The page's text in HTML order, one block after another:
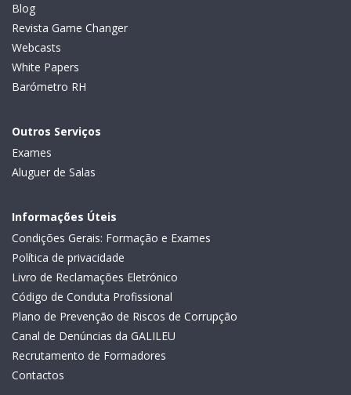
Blog
Revista Game Changer
Webcasts
White Papers
Barómetro RH
Outros Serviços
Exames
Aluguer de Salas
Informações Úteis
Condições Gerais: Formação e Exames
Política de privacidade
Livro de Reclamações Eletrónico
Código de Conduta Profissional
Plano de Prevenção de Riscos de Corrupção
Canal de Denúncias da GALILEU
Recrutamento de Formadores
Contactos